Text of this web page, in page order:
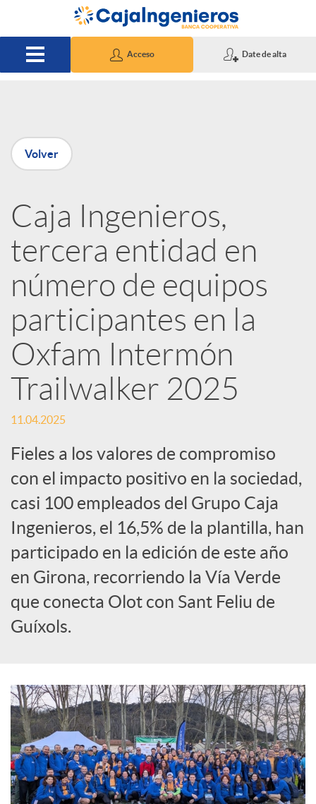
Saltar al contenido principal
Acceso Date de alta
P
u
b
l
i
c
a
d
o
r
d
e
o
n
Volver
Caja Ingenieros,
tercera entidad en
número de equipos
participantes en la
Oxfam Intermón
Trailwalker 2025
11.04.2025
Fieles a los valores de compromiso
con el impacto positivo en la sociedad,
casi 100 empleados del Grupo Caja
Ingenieros, el 16,5% de la plantilla, han
participado en la edición de este año
en Girona, recorriendo la Vía Verde
que conecta Olot con Sant Feliu de
Guíxols.